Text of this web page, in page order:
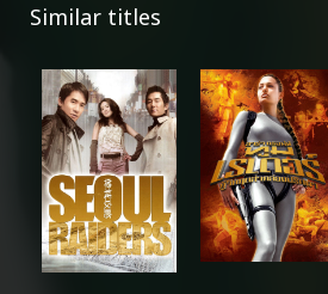
Similar titles